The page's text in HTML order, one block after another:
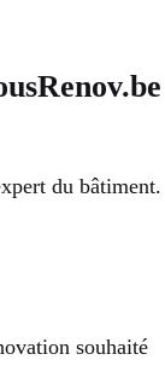
du bâtiment.
souhaité